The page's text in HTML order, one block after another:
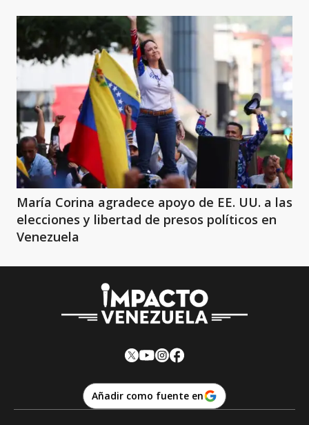
María Corina agradece apoyo de EE. UU. a las
elecciones y libertad de presos políticos en
Venezuela
Añadir como fuente en